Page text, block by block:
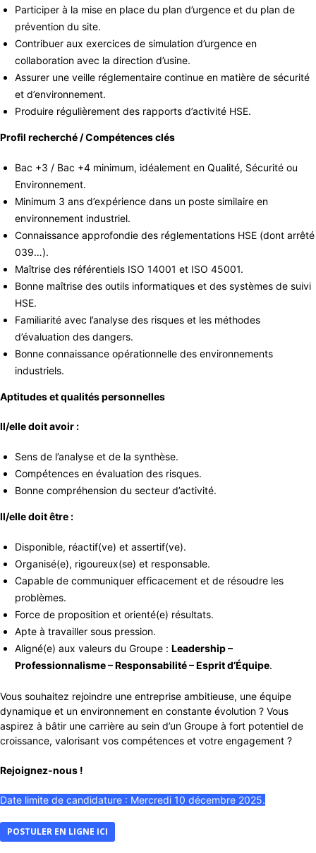
Participer à la mise en place du plan d’urgence et du plan de
prévention du site.
Contribuer aux exercices de simulation d’urgence en
collaboration avec la direction d’usine.
Assurer une veille réglementaire continue en matière de sécurité
et d’environnement.
Produire régulièrement des rapports d’activité HSE.
Profil recherché / Compétences clés
Bac +3 / Bac +4 minimum, idéalement en Qualité, Sécurité ou
Environnement.
Minimum 3 ans d’expérience dans un poste similaire en
environnement industriel.
Connaissance approfondie des réglementations HSE (dont arrêté
039…).
Maîtrise des référentiels ISO 14001 et ISO 45001.
Bonne maîtrise des outils informatiques et des systèmes de suivi
HSE.
Familiarité avec l’analyse des risques et les méthodes
d’évaluation des dangers.
Bonne connaissance opérationnelle des environnements
industriels.
Aptitudes et qualités personnelles
Il/elle doit avoir :
Sens de l’analyse et de la synthèse.
Compétences en évaluation des risques.
Bonne compréhension du secteur d’activité.
Il/elle doit être :
Disponible, réactif(ve) et assertif(ve).
Organisé(e), rigoureux(se) et responsable.
Capable de communiquer efficacement et de résoudre les
problèmes.
Force de proposition et orienté(e) résultats.
Apte à travailler sous pression.
Aligné(e) aux valeurs du Groupe : Leadership –
Professionnalisme – Responsabilité – Esprit d’Équipe.
Vous souhaitez rejoindre une entreprise ambitieuse, une équipe
dynamique et un environnement en constante évolution ? Vous
aspirez à bâtir une carrière au sein d’un Groupe à fort potentiel de
croissance, valorisant vos compétences et votre engagement ?
Rejoignez-nous !
Date limite de candidature : Mercredi 10 décembre 2025.
POSTULER EN LIGNE ICI